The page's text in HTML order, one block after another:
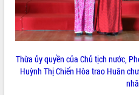
Gặp mặt các cơ quan báo chí nhân Kỷ
niệm 101 năm Ngày Báo chí Cách
mạng Việt Nam
Đắk Lắk sơ kết 4 năm triển khai thực
hiện Đề án 06 của Chính phủ
Họp báo thông tin về Hội nghị Công bố
Thừa ủy quyền của Chủ tịch nước,
Huỳnh Thị Chiến Hòa trao Huân